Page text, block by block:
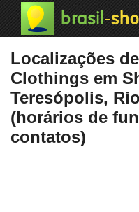
Localizações
Clothings em
Teresópolis,
(horários de
contatos)